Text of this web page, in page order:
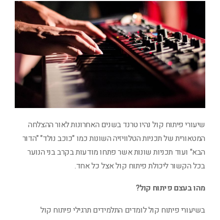
שיעורי פיתוח קול נהיו טרנד בשנים האחרונות לאור ההצלחה
המטאורית של תכניות הטלוויזיה השונות כמו "כוכב נולד" "הדור
הבא" ועוד תכניות שונות אשר פתחו מודעות בקרב בני הנוער
בכל הקשור ליכולת פיתוח קול אצל כל אחד.
מהו בעצם פיתוח קול?
בשיעורי פיתוח קול לומדים התלמידים תרגילי פיתוח קול